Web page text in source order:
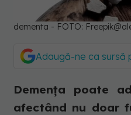
dementa - FOTO:
Adaugă-ne ca sursă
Demența poate
afectând nu doar